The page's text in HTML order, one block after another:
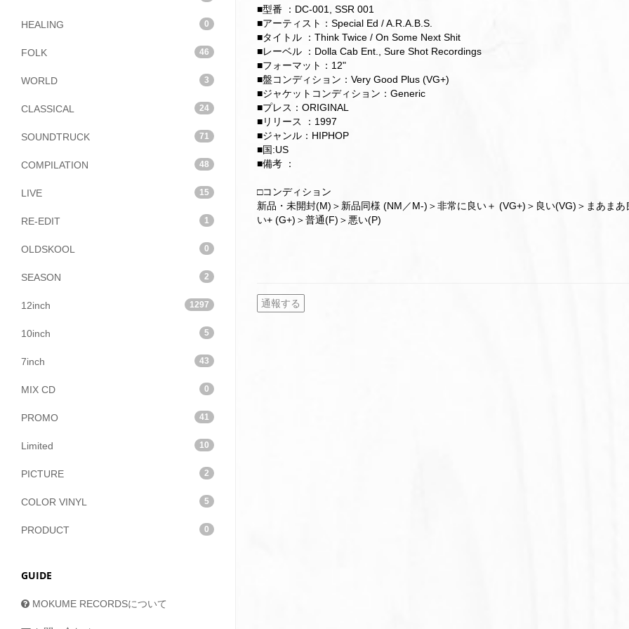
HEALING 0
FOLK 46
WORLD 3
CLASSICAL 24
SOUNDTRUCK 71
COMPILATION 48
LIVE 15
RE-EDIT 1
OLDSKOOL 0
SEASON 2
12inch 1297
10inch 5
7inch 43
MIX CD 0
PROMO 41
Limited 10
PICTURE 2
COLOR VINYL 5
PRODUCT 0
GUIDE
MOKUME RECORDSについて
■型番 ：DC-001, SSR 001
■アーティスト：Special Ed / A.R.A.B.S.
■タイトル ：Think Twice / On Some Next Shit
■レーベル ：Dolla Cab Ent., Sure Shot Recordings
■フォーマット：12"
■盤コンディション：Very Good Plus (VG+)
■ジャケットコンディション：Generic
■プレス：ORIGINAL
■リリース ：1997
■ジャンル：HIPHOP
■国:US
■備考 ：
□コンディション
新品・未開封(M)＞新品同様 (NM／M-)＞非常に良い＋ (VG+)＞良い(VG)＞まあまあ
い+ (G+)＞普通(F)＞悪い(P)
通報する